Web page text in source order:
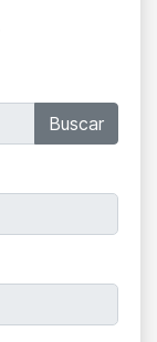
Buscar